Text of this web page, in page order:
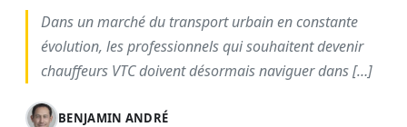
Dans un marché du transport urbain en constante
évolution, les professionnels qui souhaitent devenir
chauffeurs VTC doivent désormais naviguer dans […]
BENJAMIN ANDRÉ